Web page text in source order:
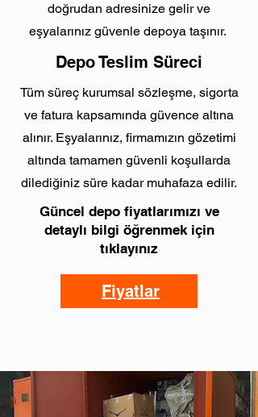
doğrudan adresinize gelir ve
eşyalarınız güvenle depoya taşınır.
Depo Teslim Süreci
Tüm süreç kurumsal sözleşme, sigorta
ve fatura kapsamında güvence altına
alınır. Eşyalarınız, firmamızın gözetimi
altında tamamen güvenli koşullarda
dilediğiniz süre kadar muhafaza edilir.
Güncel depo fiyatlarımızı ve
detaylı bilgi öğrenmek için
tıklayınız
Fiyatlar